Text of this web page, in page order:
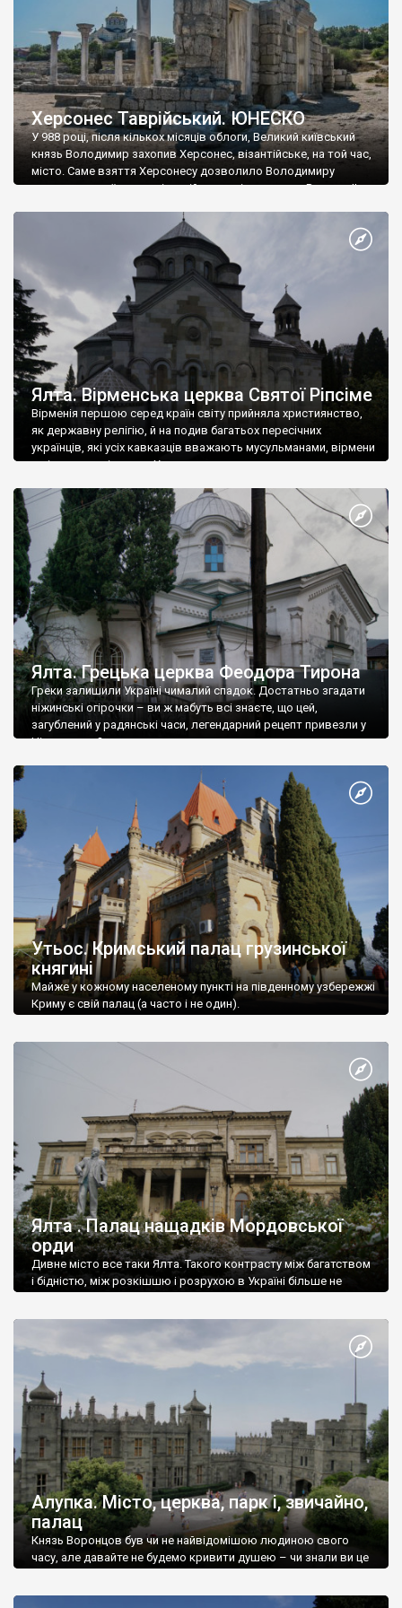
Херсонес Таврійський. ЮНЕСКО
У 988 році, після кількох місяців облоги, Великий київський
князь Володимир захопив Херсонес, візантійське, на той час,
місто. Саме взяття Херсонесу дозволило Володимиру
диктувати свої умови візантійському імператору Василю ІІ, та
Херсонесі Володимир-язичник, став Василем-християнином.
А потім було Хрещення Русі. На честь Херсонесу Таврійського
Ялта. Вірменська церква Святої Ріпсіме
Вірменія першою серед країн світу прийняла християнство,
як державну релігію, й на подив багатьох пересічних
українців, які усіх кавказців вважають мусульманами, вірмени
є відданими вірянами Христа
Ялта. Грецька церква Феодора Тирона
Греки залишили Україні чималий спадок. Достатньо згадати
ніжинські огірочки – ви ж мабуть всі знаєте, що цей,
загублений у радянські часи, легендарний рецепт привезли у
Ніжин греки?
Утьос. Кримський палац грузинської
княгині
Майже у кожному населеному пункті на південному узбережжі
Криму є свій палац (а часто і не один).
Ялта . Палац нащадків Мордовської
орди
Дивне місто все таки Ялта. Такого контрасту між багатством
і бідністю, між розкішшю і розрухою в Україні більше не
Алупка. Місто, церква, парк і, звичайно,
палац
Князь Воронцов був чи не найвідомішою людиною свого
часу, але давайте не будемо кривити душею – чи знали ви це